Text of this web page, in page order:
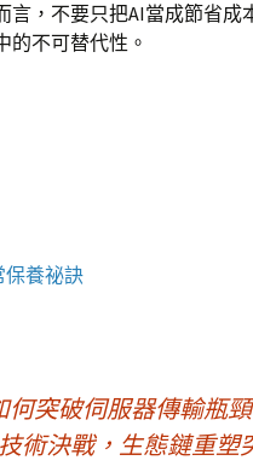
言，不要只把AI當成節省成
的不可替代性。
保養祕訣
何突破伺服器傳輸瓶頸
術決戰，生態鏈重塑